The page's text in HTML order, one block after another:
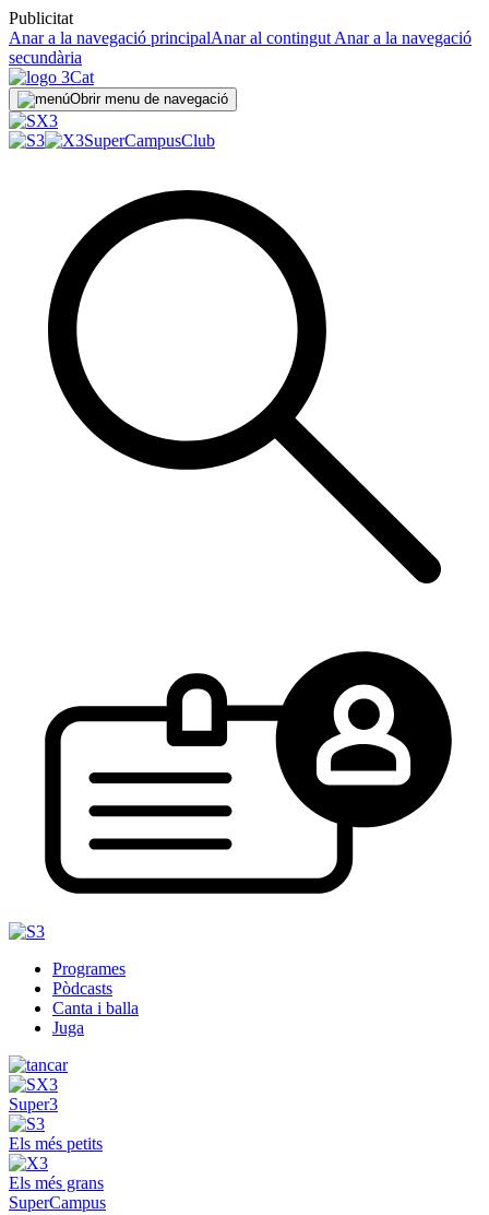
Publicitat
Anar a la navegació principalAnar al contingut Anar a la navegació
secundària
Obrir menu de navegació
SuperCampusClub
Programes
Pòdcasts
Canta i balla
Juga
Super3
Els més petits
Els més grans
SuperCampus